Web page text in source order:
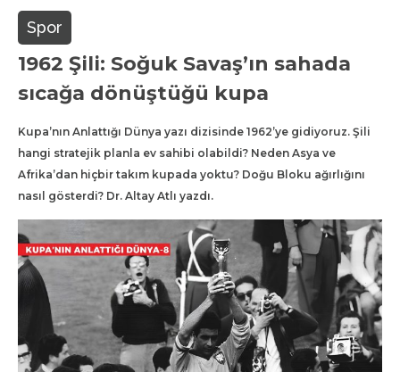
Spor
1962 Şili: Soğuk Savaş’ın sahada
sıcağa dönüştüğü kupa
Kupa’nın Anlattığı Dünya yazı dizisinde 1962’ye gidiyoruz. Şili
hangi stratejik planla ev sahibi olabildi? Neden Asya ve
Afrika’dan hiçbir takım kupada yoktu? Doğu Bloku ağırlığını
nasıl gösterdi? Dr. Altay Atlı yazdı.